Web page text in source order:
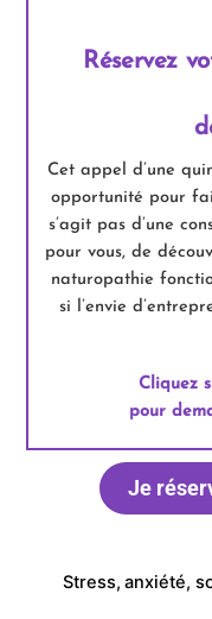
Réservez
Cet appel d’une
opportunité pour
s’agit pas d’une
pour vous, de
naturopathie
si l’envie
Cliquez
pour
Je
Stress, anxiété,